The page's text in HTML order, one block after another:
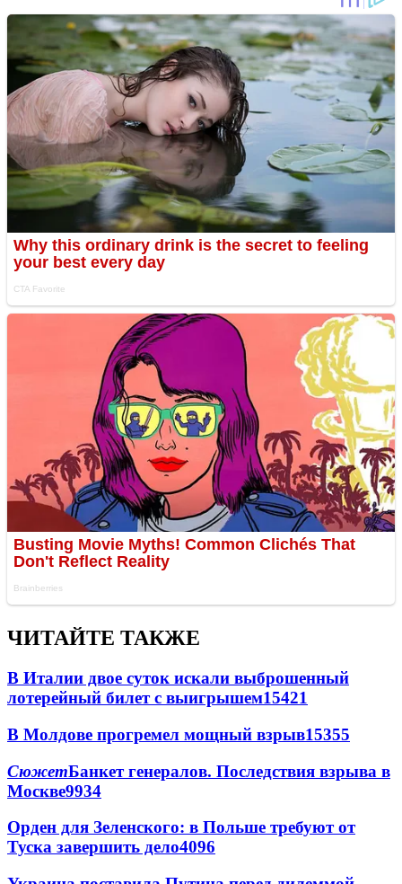
ЧИТАЙТЕ ТАКЖЕ
В Италии двое суток искали выброшенный
лотерейный билет с выигрышем15421
В Молдове прогремел мощный взрыв15355
СюжетБанкет генералов. Последствия взрыва в
Москве9934
Орден для Зеленского: в Польше требуют от
Туска завершить дело4096